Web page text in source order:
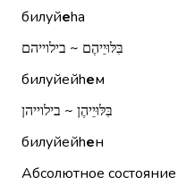
билуйеhа
בִּלּוּיֵיהֶם ~ בילוייהם
билуйейhем
בִּלּוּיֵיהֶן ~ בילוייהן
билуйейhен
Абсолютное состояние